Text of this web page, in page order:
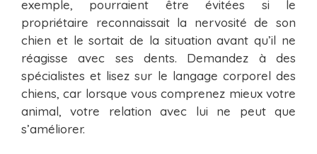
exemple, pourraient être évitées si le
propriétaire reconnaissait la nervosité de son
chien et le sortait de la situation avant qu’il ne
réagisse avec ses dents. Demandez à des
spécialistes et lisez sur le langage corporel des
chiens, car lorsque vous comprenez mieux votre
animal, votre relation avec lui ne peut que
s’améliorer.